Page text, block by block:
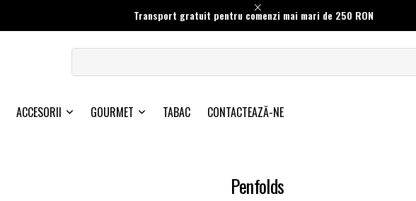
Transport gratuit pentru comenzi mai mari de 250 RON
ACCESORII GOURMET TABAC CONTACTEAZĂ-NE
Penfolds